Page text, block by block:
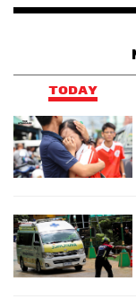
ในสภา ท่านก็เชื้อเ
คือการทำลายล้าง
รวบรวมเข้ามา แล
เรียกว่าทำลายล้า
ปัญหา นอกจากนี้กา
องค์ประชุมฝ่ายรัฐ
เสียง เมื่อองค์ประ
กันในพรรคร่วมรัฐ
เป็นปัญหาจนสร้างปั
ค้านต้องทำคือ พยา
รัฐบาลเพราะเป็นเ
TODAY